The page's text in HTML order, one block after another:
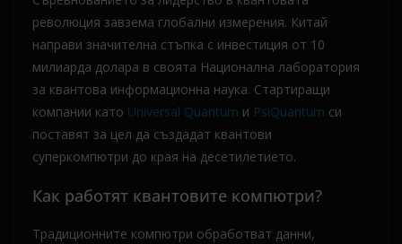
революция завзема глобални измерения. Китай
направи значителна стъпка с инвестиция от 10
милиарда долара в своята Национална лаборатория
за квантова информационна наука. Стартиращи
компании като Universal Quantum и PsiQuantum си
поставят за цел да създадат квантови
суперкомпютри до края на десетилетието.
Как работят квантовите компютри?
Традиционните компютри обработват данни,